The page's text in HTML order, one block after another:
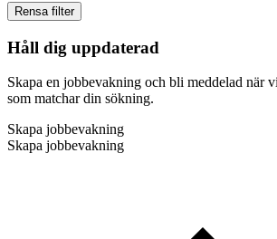
Rensa filter
Håll dig uppdaterad
Skapa en jobbevakning och bli meddelad när
som matchar din sökning.
Skapa jobbevakning
Skapa jobbevakning